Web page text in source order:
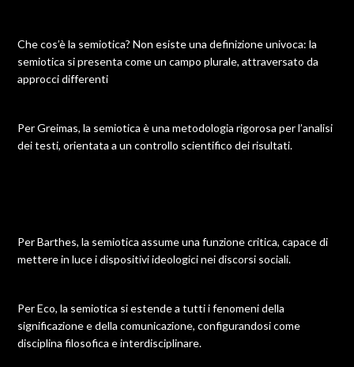
Che cos’è la semiotica? Non esiste una definizione univoca: la
semiotica si presenta come un campo plurale, attraversato da
approcci differenti
Per Greimas, la semiotica è una metodologia rigorosa per l’analisi
dei testi, orientata a un controllo scientifico dei risultati.
Per Barthes, la semiotica assume una funzione critica, capace di
mettere in luce i dispositivi ideologici nei discorsi sociali.
Per Eco, la semiotica si estende a tutti i fenomeni della
significazione e della comunicazione, configurandosi come
disciplina filosofica e interdisciplinare.